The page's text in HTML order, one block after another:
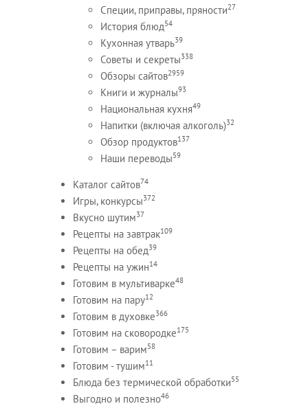
Специи, приправы, пряности27
История блюд54
Кухонная утварь39
Советы и секреты338
Обзоры сайтов2959
Книги и журналы93
Национальная кухня49
Напитки (включая алкоголь)32
Обзор продуктов137
Наши переводы59
Каталог сайтов74
Игры, конкурсы372
Вкусно шутим37
Рецепты на завтрак109
Рецепты на обед39
Рецепты на ужин14
Готовим в мультиварке48
Готовим на пару12
Готовим в духовке366
Готовим на сковородке175
Готовим – варим58
Готовим - тушим11
Блюда без термической обработки55
Выгодно и полезно46